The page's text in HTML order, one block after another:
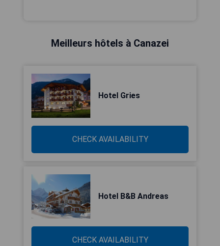
Meilleurs hôtels à Canazei
Hotel Gries
CHECK AVAILABILITY
Hotel B&B Andreas
CHECK AVAILABILITY